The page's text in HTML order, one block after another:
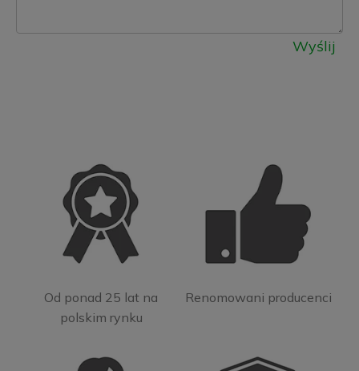
Wyślij
Od ponad 25 lat na
polskim rynku
Renomowani producenci